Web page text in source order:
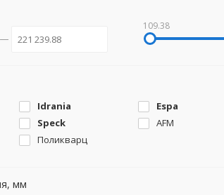
109.38
Idrania Espa
Speck AFM
Поликварц
мм